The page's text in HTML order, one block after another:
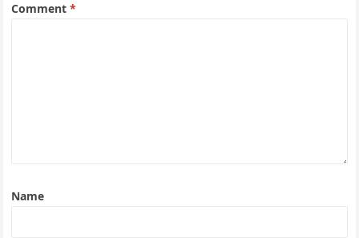
Comment*
Name